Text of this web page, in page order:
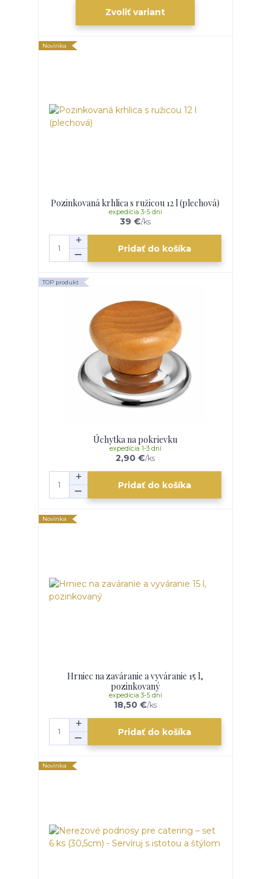
Zvoliť variant
Novinka
Pozinkovaná krhlica s ružicou 12 l (plechová)
39 €/ks
expedícia 3-5 dní
Pridať do košíka
TOP produkt
Úchytka na pokrievku
2,90 €/ks
expedícia 1-3 dní
Pridať do košíka
Novinka
Hrniec na zaváranie a vyváranie 15 l,
pozinkovaný
18,50 €/ks
expedícia 3-5 dní
Pridať do košíka
Novinka